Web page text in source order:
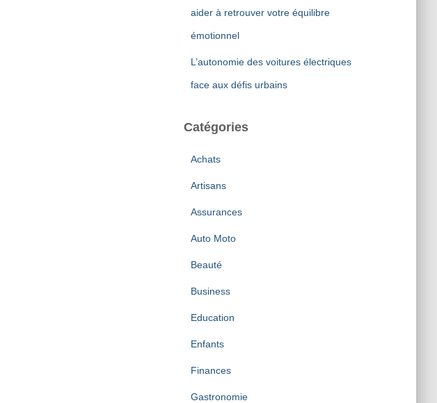
aider à retrouver votre équilibre
émotionnel
L’autonomie des voitures électriques
face aux défis urbains
Catégories
Achats
Artisans
Assurances
Auto Moto
Beauté
Business
Education
Enfants
Finances
Gastronomie